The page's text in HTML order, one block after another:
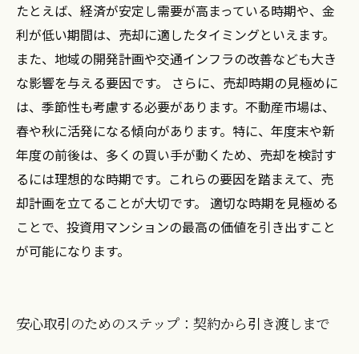
たとえば、経済が安定し需要が高まっている時期や、金
利が低い期間は、売却に適したタイミングといえます。
また、地域の開発計画や交通インフラの改善なども大き
な影響を与える要因です。 さらに、売却時期の見極めに
は、季節性も考慮する必要があります。不動産市場は、
春や秋に活発になる傾向があります。特に、年度末や新
年度の前後は、多くの買い手が動くため、売却を検討す
るには理想的な時期です。これらの要因を踏まえて、売
却計画を立てることが大切です。 適切な時期を見極める
ことで、投資用マンションの最高の価値を引き出すこと
が可能になります。
安心取引のためのステップ：契約から引き渡しまで